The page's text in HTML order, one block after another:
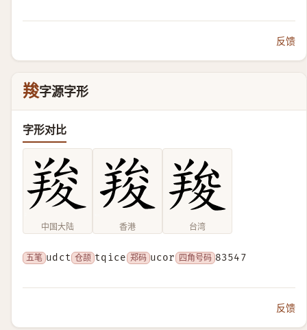
反馈
羧字源字形
字形对比
中国大陆 香港 台湾
五笔 udct 仓颉 tqice 郑码 ucor 四角号码 83547
反馈